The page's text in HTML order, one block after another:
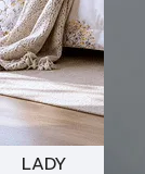
LADY